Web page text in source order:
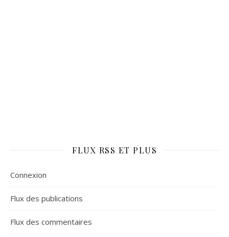
FLUX RSS ET PLUS
Connexion
Flux des publications
Flux des commentaires